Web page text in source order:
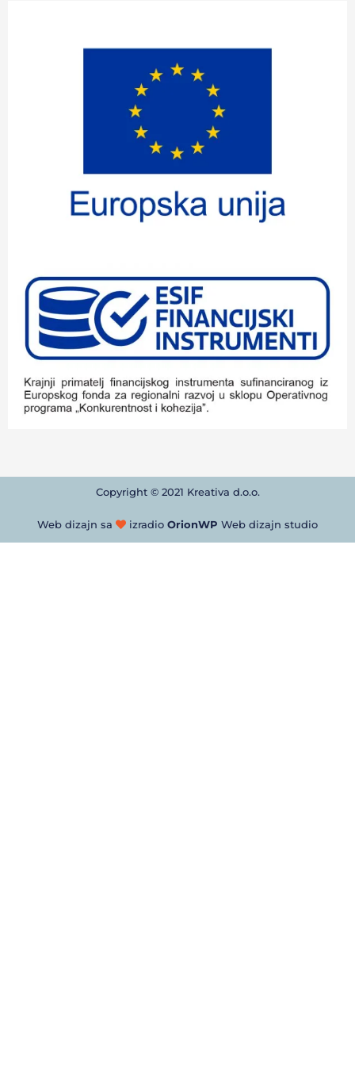
Copyright © 2021 Kreativa d.o.o.
Web dizajn sa izradio OrionWP Web dizajn studio